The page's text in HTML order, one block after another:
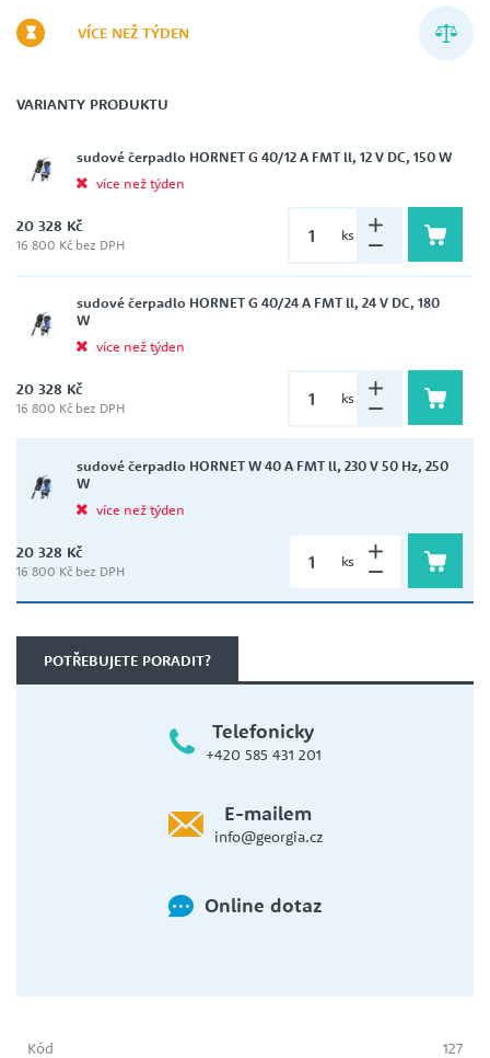
VÍCE NEŽ TÝDEN
VARIANTY PRODUKTU
sudové čerpadlo HORNET G 40/12 A FMT ll, 12 V DC, 150 W
více než týden
20 328 Kč
16 800 Kč bez DPH
ks
sudové čerpadlo HORNET G 40/24 A FMT ll, 24 V DC, 180
W
více než týden
20 328 Kč
16 800 Kč bez DPH
ks
sudové čerpadlo HORNET W 40 A FMT ll, 230 V 50 Hz, 250
W
více než týden
20 328 Kč
16 800 Kč bez DPH
ks
POTŘEBUJETE PORADIT?
Telefonicky
+420 585 431 201
E-mailem
info@georgia.cz
Online dotaz
Kód 127